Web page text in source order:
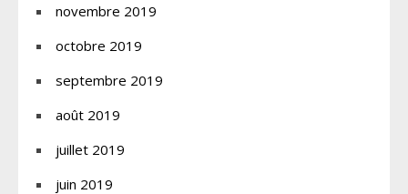
novembre 2019
octobre 2019
septembre 2019
août 2019
juillet 2019
juin 2019